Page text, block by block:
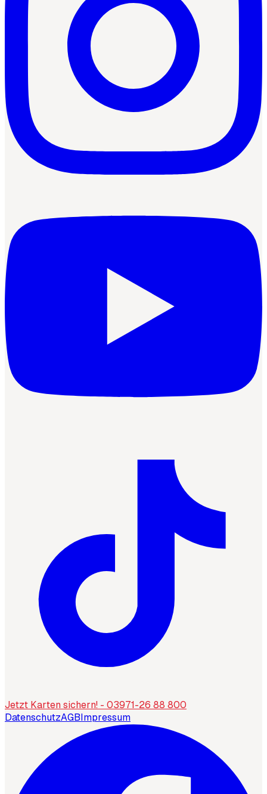
Jetzt Karten sichern! - 03971-26 88 800
DatenschutzAGBImpressum